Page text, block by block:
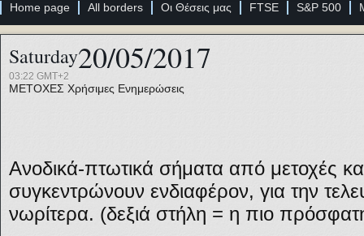
Home page All borders Οι Θέσεις μας FTSE S&P 500
Saturday20/05/2017
03:22 GMT+2
ΜΕΤΟΧΕΣ Χρήσιμες Ενημερώσεις
Ανοδικά-πτωτικά σήματα από μετοχές
συγκεντρώνουν ενδιαφέρον, για την
νωρίτερα. (δεξιά στήλη = η πιο